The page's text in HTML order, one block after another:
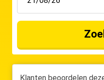
Klanten beoordelen